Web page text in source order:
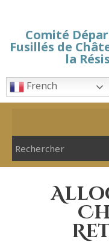
Comité
Fusillés de
la
French